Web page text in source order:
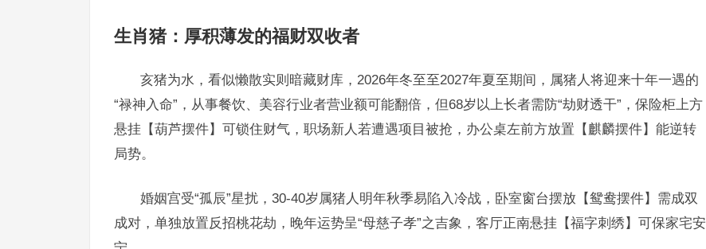
生肖猪：厚积薄发的福财双收者
亥猪为水，看似懒散实则暗藏财库，2026年冬至至2027年夏至期间，属猪人将迎来十年一遇的
“禄神入命”，从事餐饮、美容行业者营业额可能翻倍，但68岁以上长者需防“劫财透干”，保险柜上方
悬挂【葫芦摆件】可锁住财气，职场新人若遭遇项目被抢，办公桌左前方放置【麒麟摆件】能逆转
局势。
婚姻宫受“孤辰”星扰，30-40岁属猪人明年秋季易陷入冷战，卧室窗台摆放【鸳鸯摆件】需成双
成对，单独放置反招桃花劫，晚年运势呈“母慈子孝”之吉象，客厅正南悬挂【福字刺绣】可保家宅安